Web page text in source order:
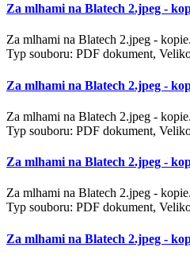
Za mlhami na Blatech 2.jpeg -
Za mlhami na Blatech 2.jpeg -
Typ souboru: PDF dokument,
Za mlhami na Blatech 2.jpeg -
Za mlhami na Blatech 2.jpeg -
Typ souboru: PDF dokument,
Za mlhami na Blatech 2.jpeg -
Za mlhami na Blatech 2.jpeg -
Typ souboru: PDF dokument,
Za mlhami na Blatech 2.jpeg -